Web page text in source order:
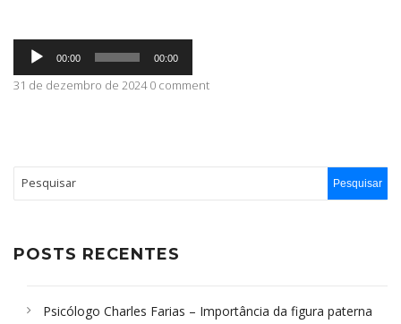
CONTATO
Tocador
áudio
00:00 00:00
31 de dezembro de 2024 0 comment
POSTS RECENTES
Psicólogo Charles Farias – Importância da figura paterna